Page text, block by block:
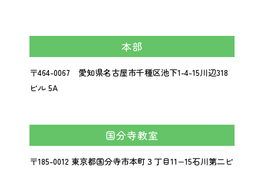
本部
〒464-0067 愛知県名古屋市千種区池下1-4-15川辺318
ビル 5A
国分寺教室
〒185-0012 東京都国分寺市本町３丁目11−15石川第二ビ